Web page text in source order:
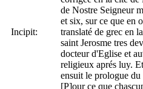
Incipit:
de Nostre Seigneur
et six, sur ce que en
translaté de grec en
saint Jerosme tres
docteur d'Eglise et
religieux aprés luy.
ensuit le prologue du
[P]our ce que